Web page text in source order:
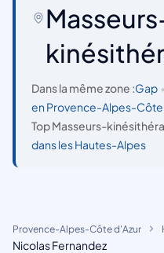
Dans la même zone :Gap •
en Provence-Alpes-Côte
Top Masseurs-
dans les Hautes-Alpes
Provence-Alpes-Côte d'Azur
Nicolas Fernandez